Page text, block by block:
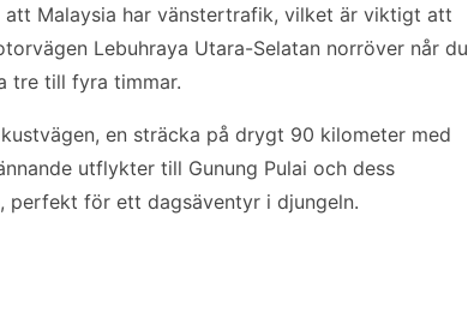
Malaysia har vänstertrafik, vilket är viktigt att
Lebuhraya Utara-Selatan norröver når du
tre till fyra timmar.
en sträcka på drygt 90 kilometer med
utflykter till Gunung Pulai och dess
perfekt för ett dagsäventyr i djungeln.